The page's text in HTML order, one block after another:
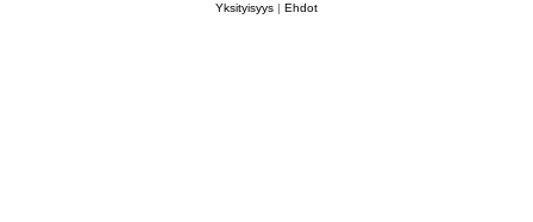
Yksityisyys | Ehdot